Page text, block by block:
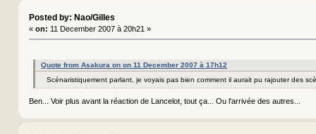
Posted by: Nao/Gilles
« on: 11 December 2007 à 20h21 »
Quote from Asakura on on 11 December 2007 à 17h12
Scénaristiquement parlant, je voyais pas bien comment il aurait pu rajouter des
Ben... Voir plus avant la réaction de Lancelot, tout ça... Ou l'arrivée des autres...